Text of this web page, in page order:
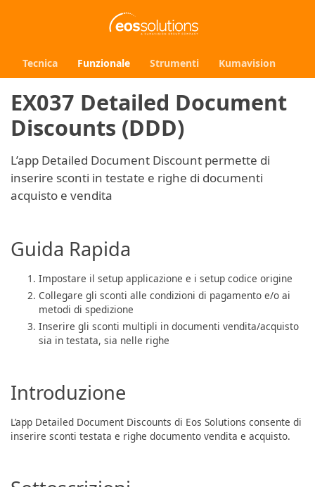
Tecnica Funzionale Strumenti Kumavision
EX037 Detailed Document
Discounts (DDD)
L’app Detailed Document Discount permette di
inserire sconti in testate e righe di documenti
acquisto e vendita
Guida Rapida
Impostare il setup applicazione e i setup codice origine
Collegare gli sconti alle condizioni di pagamento e/o ai
metodi di spedizione
Inserire gli sconti multipli in documenti vendita/acquisto
sia in testata, sia nelle righe
Introduzione
L’app Detailed Document Discounts di Eos Solutions consente di
inserire sconti testata e righe documento vendita e acquisto.